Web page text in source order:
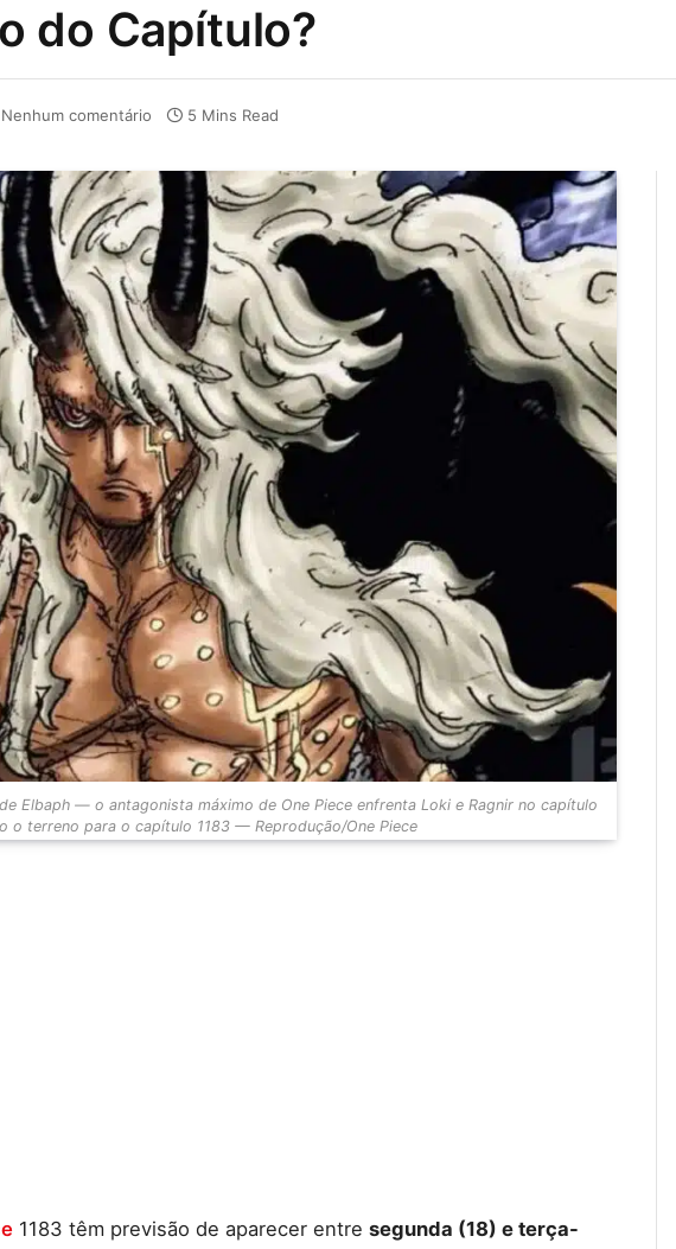
do Capítulo?
Nenhum comentário 5 Mins Read
Elbaph — o antagonista máximo de One Piece enfrenta Loki e Ragnir no capítulo
o terreno para o capítulo 1183 — Reprodução/One Piece
1183 têm previsão de aparecer entre segunda (18) e terça-